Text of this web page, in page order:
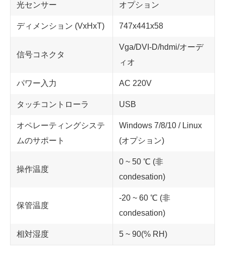
光センサー オプション
ディメンション (VxHxT) 747x441x58
信号コネクタ
Vga/DVI-D/hdmi/オーデ
ィオ
パワー入力 AC 220V
タッチコントローラ USB
オペレーティングシステ
ムのサポート
Windows 7/8/10 / Linux
(オプション)
操作温度
0 ~ 50 ℃ (非
condesation)
保管温度
-20 ~ 60 ℃ (非
condesation)
相対湿度 5 ~ 90(% RH)